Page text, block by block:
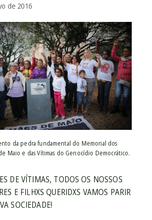
de 2016
da pedra fundamental do Memorial dos
Maio e das Vítimas do Genocídio Democrático.
DE VÍTIMAS, TODOS OS NOSSOS
E FILHXS QUERIDXS VAMOS PARIR
SOCIEDADE!